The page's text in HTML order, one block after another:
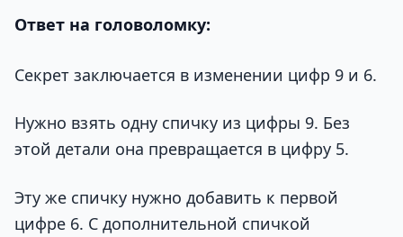
Ответ на головоломку:
Секрет заключается в изменении цифр 9 и 6.
Нужно взять одну спичку из цифры 9. Без
этой детали она превращается в цифру 5.
Эту же спичку нужно добавить к первой
цифре 6. С дополнительной спичкой